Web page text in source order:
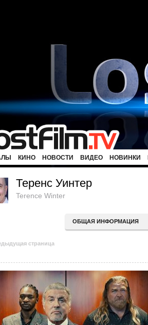
КИНО НОВОСТИ ВИДЕО НОВИНКИ
Теренс Уинтер
Terence Winter
ОБЩАЯ ИНФОРМАЦИЯ
страница